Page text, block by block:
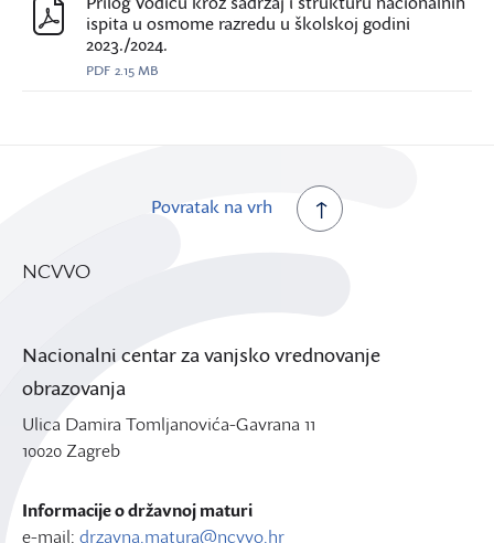
ispita u osmome razredu u školskoj godini
2023./2024.
PDF 2.15 MB
Povratak na vrh
NCVVO
Nacionalni centar za vanjsko vrednovanje
obrazovanja
Ulica Damira Tomljanovića-Gavrana 11
10020 Zagreb
Informacije o državnoj maturi
e-mail: drzavna.matura@ncvvo.hr